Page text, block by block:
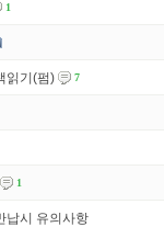
1
읽기(펌) 7
1
납시 유의사항